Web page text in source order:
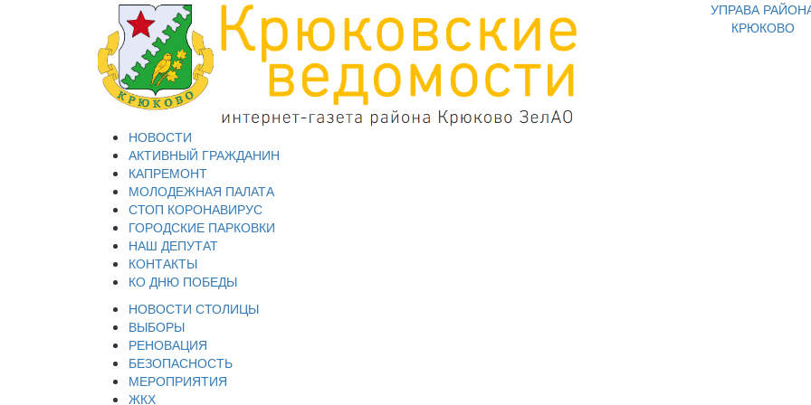
УПРАВА
КРЮКОВО
НОВОСТИ
АКТИВНЫЙ ГРАЖДАНИН
КАПРЕМОНТ
МОЛОДЕЖНАЯ ПАЛАТА
СТОП КОРОНАВИРУС
ГОРОДСКИЕ ПАРКОВКИ
НАШ ДЕПУТАТ
КОНТАКТЫ
КО ДНЮ ПОБЕДЫ
НОВОСТИ СТОЛИЦЫ
ВЫБОРЫ
РЕНОВАЦИЯ
БЕЗОПАСНОСТЬ
МЕРОПРИЯТИЯ
ЖКХ